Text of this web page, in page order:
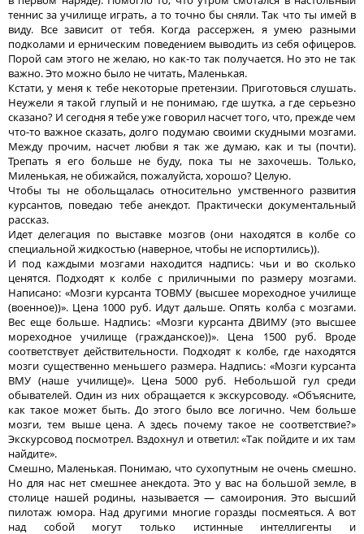
теннис за училище играть, а то точно бы сняли. Так что ты имей в
виду. Все зависит от тебя. Когда рассержен, я умею разными
подколами и ерническим поведением выводить из себя офицеров.
Порой сам этого не желаю, но как-то так получается. Но это не так
важно. Это можно было не читать, Маленькая.
Кстати, у меня к тебе некоторые претензии. Приготовься слушать.
Неужели я такой глупый и не понимаю, где шутка, а где серьезно
сказано? И сегодня я тебе уже говорил насчет того, что, прежде чем
что-то важное сказать, долго подумаю своими скудными мозгами.
Между прочим, насчет любви я так же думаю, как и ты (почти).
Трепать я его больше не буду, пока ты не захочешь. Только,
Миленькая, не обижайся, пожалуйста, хорошо? Целую.
Чтобы ты не обольщалась относительно умственного развития
курсантов, поведаю тебе анекдот. Практически документальный
рассказ.
Идет делегация по выставке мозгов (они находятся в колбе со
специальной жидкостью (наверное, чтобы не испортились)).
И под каждыми мозгами находится надпись: чьи и во сколько
ценятся. Подходят к колбе с приличными по размеру мозгами.
Написано: «Мозги курсанта ТОВМУ (высшее мореходное училище
(военное))». Цена 1000 руб. Идут дальше. Опять колба с мозгами.
Вес еще больше. Надпись: «Мозги курсанта ДВИМУ (это высшее
мореходное училище (гражданское))». Цена 1500 руб. Вроде
соответствует действительности. Подходят к колбе, где находятся
мозги существенно меньшего размера. Надпись: «Мозги курсанта
ВМУ (наше училище)». Цена 5000 руб. Небольшой гул среди
обывателей. Один из них обращается к экскурсоводу. «Объясните,
как такое может быть. До этого было все логично. Чем больше
мозги, тем выше цена. А здесь почему такое не соответствие?»
Экскурсовод посмотрел. Вздохнул и ответил: «Так пойдите и их там
найдите».
Смешно, Маленькая. Понимаю, что сухопутным не очень смешно.
Но для нас нет смешнее анекдота. Это у вас на большой земле, в
столице нашей родины, называется — самоирония. Это высший
пилотаж юмора. Над другими многие горазды посмеяться. А вот
над собой могут только истинные интеллигенты и